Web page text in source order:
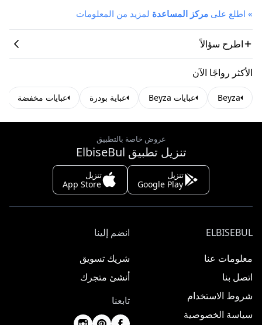
» اطلع على مركز المساعدة لمزيد من المعلومات
اطرح سؤالاً
الأكثر رواجًا الآن
Beyza عبايات Beyza عباية بودرة عبايات مخفضة
عروض خاصة بالتطبيق
تنزيل تطبيق ElbiseBul
تنزيل
Google Play
تنزيل
App Store
ELBISEBUL
معلومات عنا
اتصل بنا
شروط الاستخدام
سياسة الخصوصية
انضم إلينا
شريك تسويق
أنشئ متجرك
تابعنا